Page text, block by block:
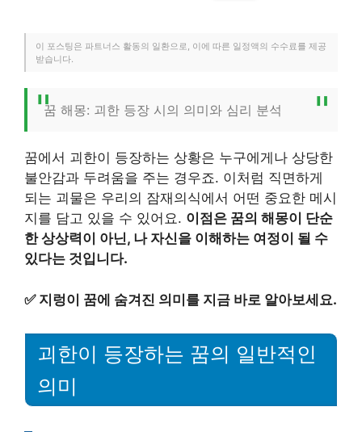
이 포스팅은 파트너스 활동의 일환으로, 이에 따른 일정액의 수수료를 제공
받습니다.
꿈 해몽: 괴한 등장 시의 의미와 심리 분석
꿈에서 괴한이 등장하는 상황은 누구에게나 상당한
불안감과 두려움을 주는 경우죠. 이처럼 직면하게
되는 괴물은 우리의 잠재의식에서 어떤 중요한 메시
지를 담고 있을 수 있어요. 이점은 꿈의 해몽이 단순
한 상상력이 아닌, 나 자신을 이해하는 여정이 될 수
있다는 것입니다.
✅ 지렁이 꿈에 숨겨진 의미를 지금 바로 알아보세요.
괴한이 등장하는 꿈의 일반적인
의미